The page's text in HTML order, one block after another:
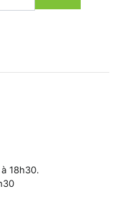
18h30.